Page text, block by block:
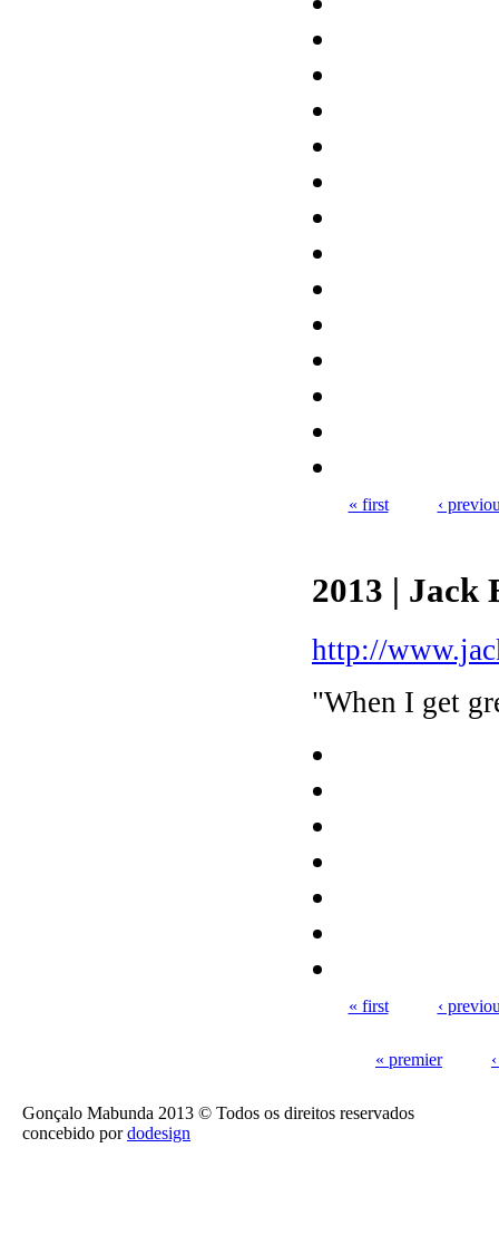
« first ‹
2013 | Jack
http://
"When I get
« first ‹
« premier
Gonçalo Mabunda 2013 © Todos os direitos reservados
concebido pordodesign